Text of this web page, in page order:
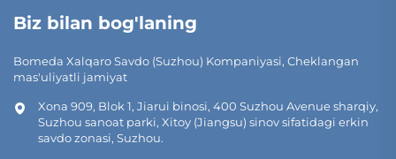
Biz bilan bog'laning
Bomeda Xalqaro Savdo (Suzhou) Kompaniyasi, Cheklangan
mas'uliyatli jamiyat
Xona 909, Blok 1, Jiarui binosi, 400 Suzhou Avenue sharqiy,
Suzhou sanoat parki, Xitoy (Jiangsu) sinov sifatidagi erkin
savdo zonasi, Suzhou.